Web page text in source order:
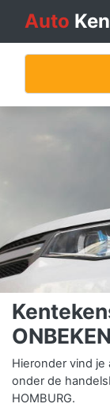
Auto
Hieronder vind
onder de
HOMBURG.